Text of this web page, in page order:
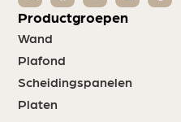
Productgroepen
Wand
Plafond
Scheidingspanelen
Platen